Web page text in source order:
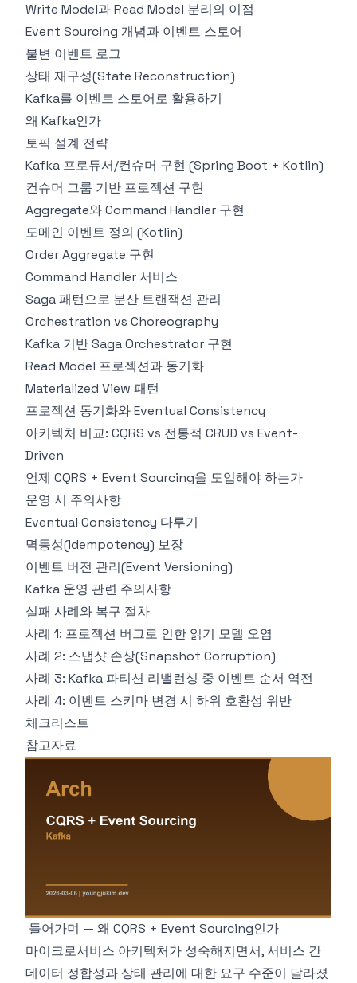
Write Model과 Read Model 분리의 이점
Event Sourcing 개념과 이벤트 스토어
불변 이벤트 로그
상태 재구성(State Reconstruction)
Kafka를 이벤트 스토어로 활용하기
왜 Kafka인가
토픽 설계 전략
Kafka 프로듀서/컨슈머 구현 (Spring Boot + Kotlin)
컨슈머 그룹 기반 프로젝션 구현
Aggregate와 Command Handler 구현
도메인 이벤트 정의 (Kotlin)
Order Aggregate 구현
Command Handler 서비스
Saga 패턴으로 분산 트랜잭션 관리
Orchestration vs Choreography
Kafka 기반 Saga Orchestrator 구현
Read Model 프로젝션과 동기화
Materialized View 패턴
프로젝션 동기화와 Eventual Consistency
아키텍처 비교: CQRS vs 전통적 CRUD vs Event-
Driven
언제 CQRS + Event Sourcing을 도입해야 하는가
운영 시 주의사항
Eventual Consistency 다루기
멱등성(Idempotency) 보장
이벤트 버전 관리(Event Versioning)
Kafka 운영 관련 주의사항
실패 사례와 복구 절차
사례 1: 프로젝션 버그로 인한 읽기 모델 오염
사례 2: 스냅샷 손상(Snapshot Corruption)
사례 3: Kafka 파티션 리밸런싱 중 이벤트 순서 역전
사례 4: 이벤트 스키마 변경 시 하위 호환성 위반
체크리스트
참고자료
들어가며 — 왜 CQRS + Event Sourcing인가
마이크로서비스 아키텍처가 성숙해지면서, 서비스 간
데이터 정합성과 상태 관리에 대한 요구 수준이 달라졌